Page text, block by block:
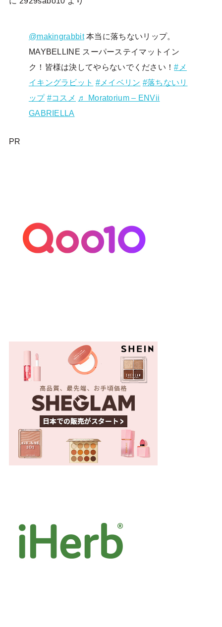
@makingrabbit本当に落ちないリップ。
MAYBELLINE スーパーステイマットイン
ク！皆様は決してやらないでください！#メ
イキングラビット #メイベリン #落ちないリ
ップ #コスメ ♬ Moratorium – ENVii
GABRIELLA
PR